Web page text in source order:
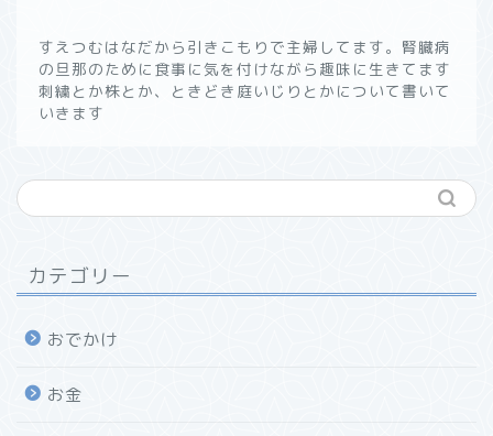
すえつむはなだから引きこもりで主婦してます。腎臓病
の旦那のために食事に気を付けながら趣味に生きてます
刺繍とか株とか、ときどき庭いじりとかについて書いて
いきます
カテゴリー
おでかけ
お金